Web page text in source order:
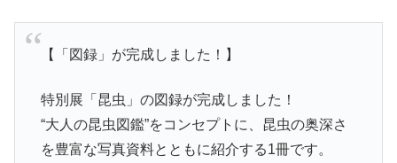
【「図録」が完成しました！】
特別展「昆虫」の図録が完成しました！
“大人の昆虫図鑑”をコンセプトに、昆虫の奥深さ
を豊富な写真資料とともに紹介する1冊です。